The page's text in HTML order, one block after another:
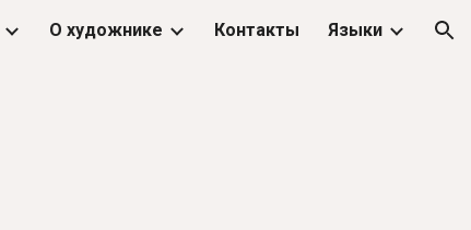
О художнике Контакты Языки